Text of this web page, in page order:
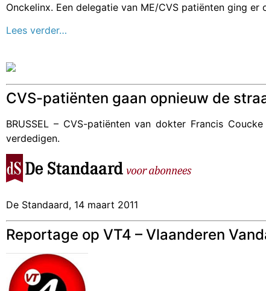
Onckelinx. Een delegatie van ME/CVS patiënten ging er
Lees verder…
CVS-patiënten gaan opnieuw de
BRUSSEL – CVS-patiënten van dokter Francis
verdedigen.
De Standaard, 14 maart 2011
Reportage op VT4 – Vlaanderen